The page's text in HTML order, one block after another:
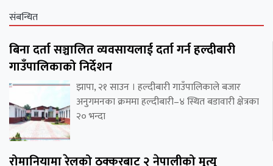
संबन्धित
बिना दर्ता सञ्चालित व्यवसायलाई दर्ता गर्न हल्दीबारी
गाउँपालिकाको निर्देशन
झापा, २१ साउन । हल्दीबारी गाउँपालिकाले बजार
अनुगमनका क्रममा हल्दीबारी–४ स्थित बडावारी क्षेत्रका
२० भन्दा